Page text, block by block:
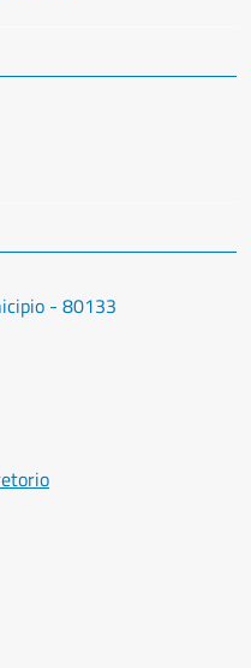
- 80133